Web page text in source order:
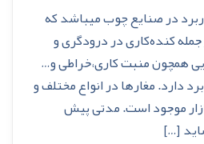
در صنایع چوب میباشد که
کنده‌کاری در درودگری و
همچون منبت کاری،خراطی و…
دارد. مغارها در انواع مختلف و
موجود است. مدتی پیش
[…]